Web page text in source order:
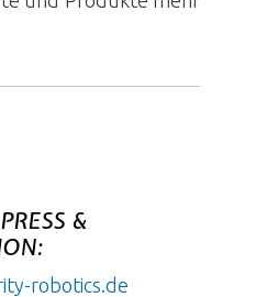
&
robotics.de